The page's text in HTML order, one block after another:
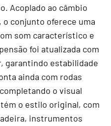
Acoplado ao câmbio
o conjunto oferece uma
som característico e
foi atualizada com
garantindo estabilidade
ainda com rodas
o visual
o estilo original, com
instrumentos